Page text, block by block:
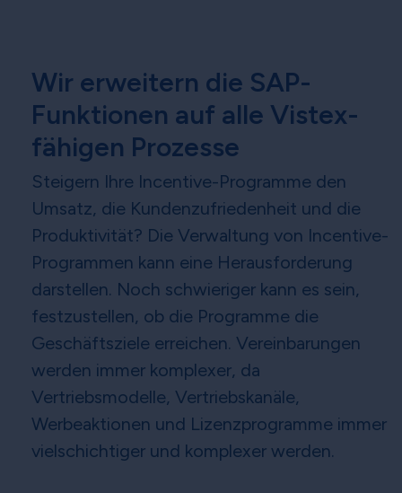
Wir erweitern die SAP-
Funktionen auf alle Vistex-
fähigen Prozesse
Steigern Ihre Incentive-Programme den
Umsatz, die Kundenzufriedenheit und die
Produktivität? Die Verwaltung von Incentive-
Programmen kann eine Herausforderung
darstellen. Noch schwieriger kann es sein,
festzustellen, ob die Programme die
Geschäftsziele erreichen. Vereinbarungen
werden immer komplexer, da
Vertriebsmodelle, Vertriebskanäle,
Werbeaktionen und Lizenzprogramme immer
vielschichtiger und komplexer werden.